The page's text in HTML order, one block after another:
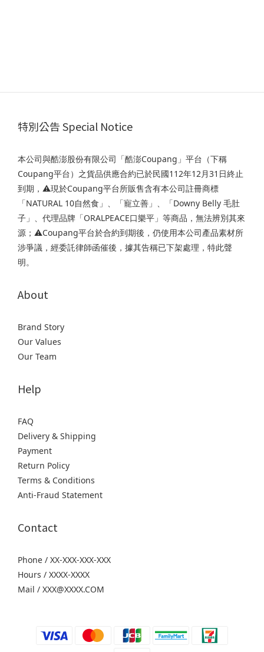
特別公告 Special Notice
本公司與酷澎股份有限公司「酷澎Coupang」平台（下稱
Coupang平台）之貨品供應合約已於民國112年12月31日終止
到期，⚠️現於Coupang平台所販售含有本公司註冊商標
「NATURAL 10自然食」、「寵立善」、「Downy Belly 毛肚
子」、代理品牌「ORALPEACE口樂平」等商品，無法辨別其來
源；⚠️Coupang平台於合約到期後，仍使用本公司產品素材所
涉爭議，經委託律師函催後，據其告稱已下架處理，特此聲
明。
About
Brand Story
Our Values
Our Team
Help
FAQ
Delivery & Shipping
Payment
Return Policy
Terms & Conditions
Anti-Fraud Statement
Contact
Phone / XX-XXX-XXX-XXX
Hours / XXXX-XXXX
Mail / XXX@XXXX.COM